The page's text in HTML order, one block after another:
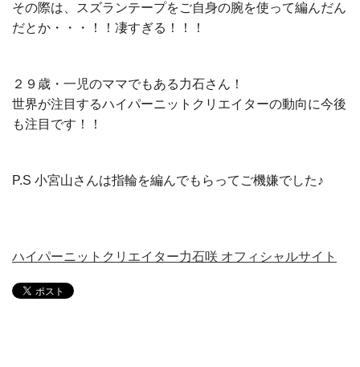
その際は、スズランテープをご自身の腕を使って編んだん
だとか・・・！！凄すぎる！！！
２９歳・一児のママでもある力石さん！
世界が注目するハイパーニットクリエイターの動向に今後
も注目です！！
P.S 小宮山さんは指輪を編んでもらってご機嫌でした♪
ハイパーニットクリエイター力石咲 オフィシャルサイト